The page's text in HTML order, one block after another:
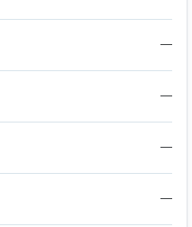
—
—
—
—